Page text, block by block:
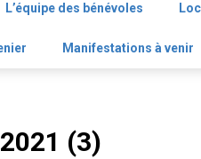
L’équipe des bénévoles
Manifestations à venir
(3)